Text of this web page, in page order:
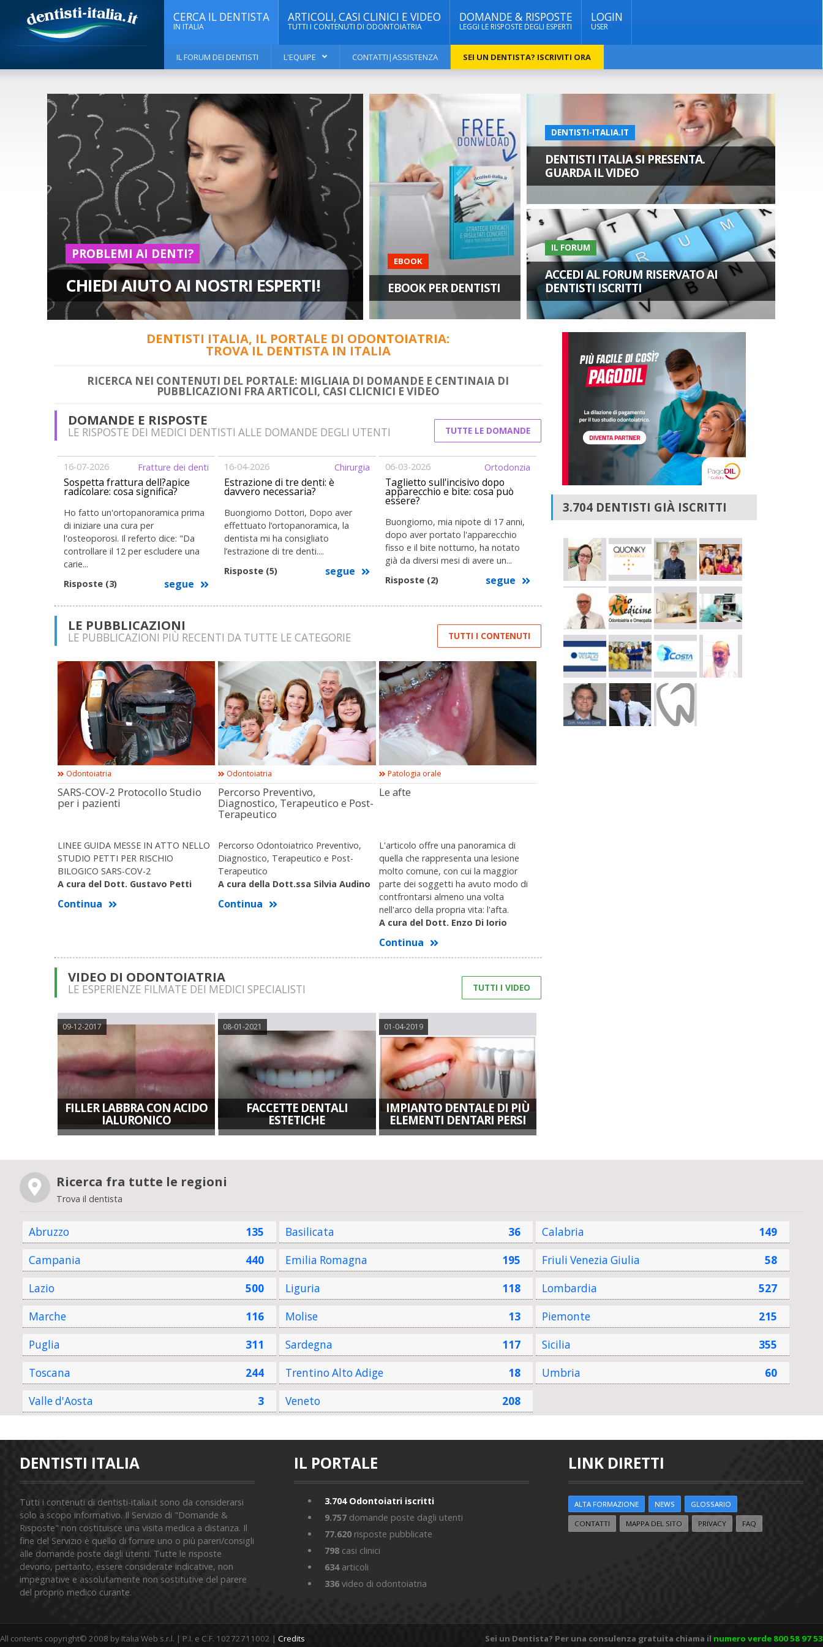
CERCA IL DENTISTA
IN ITALIA
ARTICOLI, CASI CLINICI E VIDEO
TUTTI I CONTENUTI DI ODONTOIATRIA
DOMANDE & RISPOSTE
LEGGI LE RISPOSTE DEGLI ESPERTI
LOGIN
USER
IL FORUM DEI DENTISTI L'EQUIPE CONTATTI|ASSISTENZA SEI UN DENTISTA? ISCRIVITI ORA
PROBLEMI AI DENTI?
CHIEDI AIUTO AI NOSTRI ESPERTI!
EBOOK
EBOOK PER DENTISTI
DENTISTI-ITALIA.IT
DENTISTI ITALIA SI PRESENTA.
GUARDA IL VIDEO
IL FORUM
ACCEDI AL FORUM RISERVATO AI
DENTISTI ISCRITTI
DENTISTI ITALIA, IL PORTALE DI ODONTOIATRIA:
TROVA IL DENTISTA IN ITALIA
RICERCA NEI CONTENUTI DEL PORTALE: MIGLIAIA DI DOMANDE E CENTINAIA DI
PUBBLICAZIONI FRA ARTICOLI, CASI CLICNICI E VIDEO
TUTTE LE DOMANDE
DOMANDE E RISPOSTE
LE RISPOSTE DEI MEDICI DENTISTI ALLE DOMANDE DEGLI UTENTI
Fratture dei denti
16-07-2026
Sospetta frattura dell?apice
radicolare: cosa significa?
Ho fatto un'ortopanoramica prima
di iniziare una cura per
l'osteoporosi. Il referto dice: "Da
controllare il 12 per escludere una
carie...
segue
Risposte (3)
Chirurgia
16-04-2026
Estrazione di tre denti: è
davvero necessaria?
Buongiorno Dottori, Dopo aver
effettuato l’ortopanoramica, la
dentista mi ha consigliato
l’estrazione di tre denti....
segue
Risposte (5)
Ortodonzia
06-03-2026
Taglietto sull'incisivo dopo
apparecchio e bite: cosa può
essere?
Buongiorno, mia nipote di 17 anni,
dopo aver portato l'apparecchio
fisso e il bite notturno, ha notato
già da diversi mesi di avere un...
segue
Risposte (2)
TUTTI I CONTENUTI
LE PUBBLICAZIONI
LE PUBBLICAZIONI PIÙ RECENTI DA TUTTE LE CATEGORIE
Odontoiatria
SARS-COV-2 Protocollo Studio
per i pazienti
LINEE GUIDA MESSE IN ATTO NELLO
STUDIO PETTI PER RISCHIO
BILOGICO SARS-COV-2
A cura del Dott. Gustavo Petti
Continua
Odontoiatria
Percorso Preventivo,
Diagnostico, Terapeutico e Post-
Terapeutico
Percorso Odontoiatrico Preventivo,
Diagnostico, Terapeutico e Post-
Terapeutico
A cura della Dott.ssa Silvia Audino
Continua
Patologia orale
Le afte
L'articolo offre una panoramica di
quella che rappresenta una lesione
molto comune, con cui la maggior
parte dei soggetti ha avuto modo di
contfrontarsi almeno una volta
nell'arco della propria vita: l'afta.
A cura del Dott. Enzo Di Iorio
Continua
TUTTI I VIDEO
VIDEO DI ODONTOIATRIA
LE ESPERIENZE FILMATE DEI MEDICI SPECIALISTI
09-12-2017
FILLER LABBRA CON ACIDO
IALURONICO
08-01-2021
FACCETTE DENTALI
ESTETICHE
01-04-2019
IMPIANTO DENTALE DI PIÙ
ELEMENTI DENTARI PERSI
3.704 DENTISTI GIÀ ISCRITTI
Ricerca fra tutte le regioni
Trova il dentista
Abruzzo 135 Basilicata 36 Calabria
149
Campania
440 Emilia Romagna 195 Friuli Venezia Giulia
58
Lazio
500 Liguria 118 Lombardia
527
Marche
116 Molise 13 Piemonte
215
Puglia
311 Sardegna 117 Sicilia
355
Toscana
244 Trentino Alto Adige 18 Umbria
60
Valle d'Aosta
3 Veneto 208
DENTISTI ITALIA
Tutti i contenuti di dentisti-italia.it sono da considerarsi
solo a scopo informativo. Il Servizio di "Domande &
Risposte" non costituisce una visita medica a distanza. Il
fine del Servizio è quello di fornire uno o più pareri/consigli
alle domande poste dagli utenti. Tutte le risposte
devono, pertanto, essere considerate indicative, non
impegnative e assolutamente non sostitutive del parere
del proprio medico curante.
IL PORTALE
3.704Odontoiatri iscritti
9.757 domande poste dagli utenti
77.620 risposte pubblicate
798 casi clinici
634articoli
336 video di odontoiatria
LINK DIRETTI
ALTA FORMAZIONE NEWS GLOSSARIO
CONTATTI MAPPA DEL SITO PRIVACY FAQ
Sei un Dentista? Per una consulenza gratuita chiama il numero verde 800 58 97 53
All contents copyright© 2008 by Italia Web s.r.l. | P.I. e C.F. 10272711002 | Credits